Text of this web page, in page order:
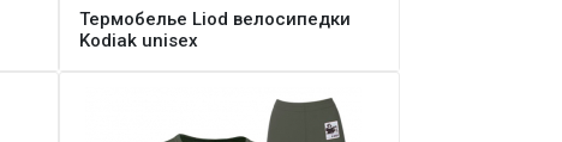
Термобелье Liod велосипедки
Kodiak unisex